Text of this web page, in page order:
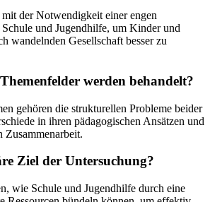
der Notwendigkeit einer engen
und Jugendhilfe, um Kinder und
wandelnden Gesellschaft besser zu
werden behandelt?
gehören die strukturellen Probleme beider
in ihren pädagogischen Ansätzen und
Zusammenarbeit.
Ziel der Untersuchung?
wie Schule und Jugendhilfe durch eine